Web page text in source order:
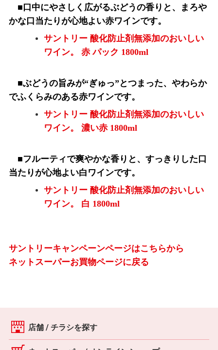
■口中にやさしく広がるぶどうの香りと、まろや
かな口当たりが心地よい赤ワインです。
サントリー 酸化防止剤無添加のおいしい
ワイン。 赤 パック 1800ml
■ぶどうの旨みが“ぎゅっ”とつまった、やわらか
でふくらみのある赤ワインです。
サントリー 酸化防止剤無添加のおいしい
ワイン。 濃い赤 1800ml
■フルーティで爽やかな香りと、すっきりした口
当たりが心地よい白ワインです。
サントリー 酸化防止剤無添加のおいしい
ワイン。 白 1800ml
サントリーキャンペーンページはこちらから
ネットスーパーお買物ページに戻る
店舗 / チラシを探す